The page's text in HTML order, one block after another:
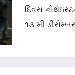
દિવસ
૧૩ મી